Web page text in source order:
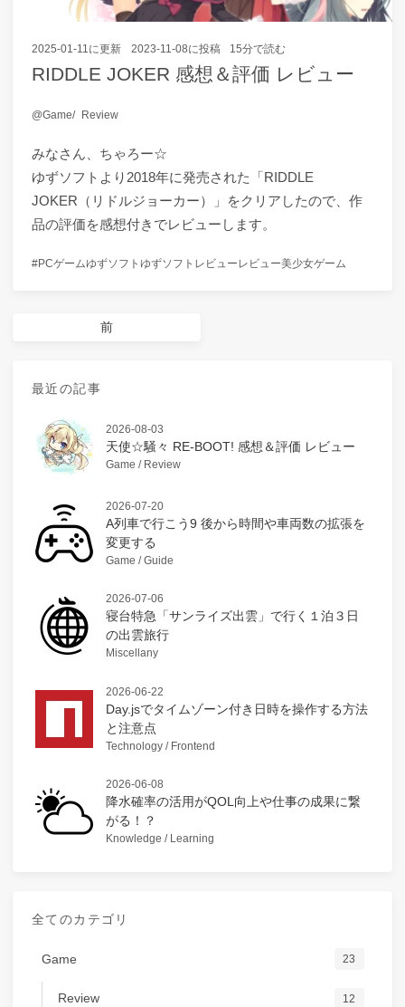
2025-01-11 に更新 2023-11-08に投稿 15分で読む
RIDDLE JOKER 感想＆評価 レビュー
Game Review
みなさん、ちゃろー☆
ゆずソフトより2018年に発売された「RIDDLE
JOKER（リドルジョーカー）」をクリアしたので、作
品の評価を感想付きでレビューします。
PCゲームゆずソフト ゆずソフトレビュー レビュー美少女ゲーム
前
最近の記事
2026-08-03
天使☆騒々 RE-BOOT! 感想＆評価 レビュー
Game / Review
2026-07-20
A列車で行こう9 後から時間や車両数の拡張を
変更する
Game / Guide
2026-07-06
寝台特急「サンライズ出雲」で行く１泊３日
の出雲旅行
Miscellany
2026-06-22
Day.jsでタイムゾーン付き日時を操作する方法
と注意点
Technology / Frontend
2026-06-08
降水確率の活用がQOL向上や仕事の成果に繋
がる！？
Knowledge / Learning
全てのカテゴリ
Game 23
Review 12